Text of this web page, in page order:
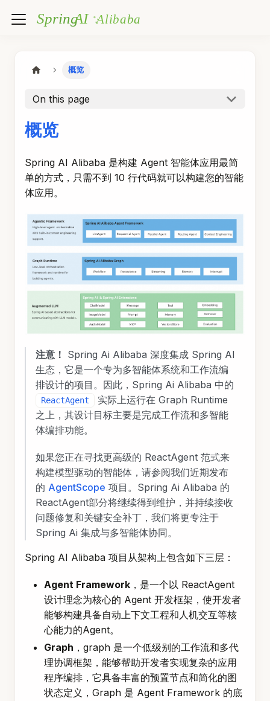
概览
On this page
概览
Spring AI Alibaba 是构建 Agent 智能体应用最简
单的方式，只需不到 10 行代码就可以构建您的智能
体应用。
注意！ Spring Ai Alibaba 深度集成 Spring AI
生态，它是一个专为多智能体系统和工作流编
排设计的项目。因此，Spring Ai Alibaba 中的
ReactAgent
实际上运行在 Graph Runtime
之上，其设计目标主要是完成工作流和多智能
体编排功能。
如果您正在寻找更高级的 ReactAgent 范式来
构建模型驱动的智能体，请参阅我们近期发布
的 AgentScope 项目。Spring Ai Alibaba 的
ReactAgent部分将继续得到维护，并持续接收
问题修复和关键安全补丁，我们将更专注于
Spring Ai 集成与多智能体协同。
Spring AI Alibaba 项目从架构上包含如下三层：
Agent Framework ，是一个以 ReactAgent
设计理念为核心的 Agent 开发框架，使开发者
能够构建具备自动上下文工程和人机交互等核
心能力的Agent。
Graph ，graph 是一个低级别的工作流和多代
理协调框架，能够帮助开发者实现复杂的应用
程序编排，它具备丰富的预置节点和简化的图
状态定义，Graph 是 Agent Framework 的底